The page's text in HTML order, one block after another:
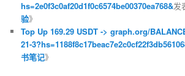
hs=2e0f3c0af20d1f0c6574be00370ea768&发
验》
Top Up 169.29 USDT -> graph.org/
21-
书笔记》